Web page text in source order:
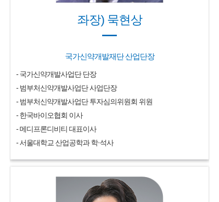
좌장) 묵현상
국가신약개발재단 산업단장
- 국가신약개발사업단 단장
- 범부처신약개발사업단 사업단장
- 범부처신약개발사업단 투자심의위원회 위원
- 한국바이오협회 이사
- 메디프론디비티 대표이사
- 서울대학교 산업공학과 학·석사